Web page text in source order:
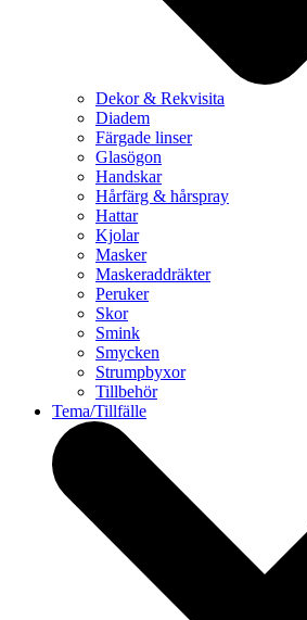
Dekor & Rekvisita
Diadem
Färgade linser
Glasögon
Handskar
Hårfärg & hårspray
Hattar
Kjolar
Masker
Maskeraddräkter
Peruker
Skor
Smink
Smycken
Strumpbyxor
Tillbehör
Tema/Tillfälle